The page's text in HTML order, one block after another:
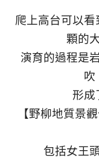
爬上高台可以
顆的
演育的過程是
吹
形成
【野柳地質景
包括女王